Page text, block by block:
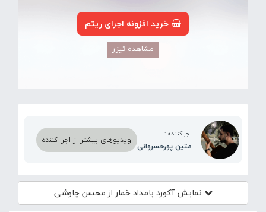
خرید افزونه اجرای ریتم
مشاهده تیزر
اجراکننده :
متین پورخسروانی
ویدیوهای بیشتر از اجرا کننده
نمایش آکورد بامداد خمار از محسن چاوشی